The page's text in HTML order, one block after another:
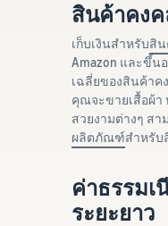
สินค้าคงค
เก็บเงินสำหรับสิน
Amazon และขึ้น
เฉลี่ยของสินค้าค
คุณจะขายเสื้อผ้
สวยงามต่างๆ สา
ผลิตภัณฑ์สำหรั
ค่าธรรมเ
ระยะยาว